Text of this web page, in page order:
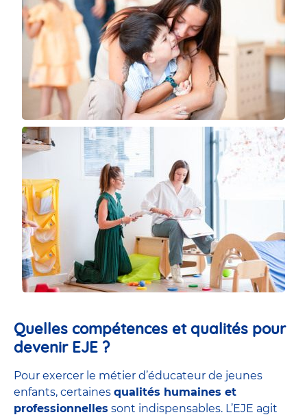
Quelles compétences et qualités pour
devenir EJE ?
Pour exercer le métier d’éducateur de jeunes
enfants, certaines qualités humaines et
professionnelles sont indispensables. L’EJE agit